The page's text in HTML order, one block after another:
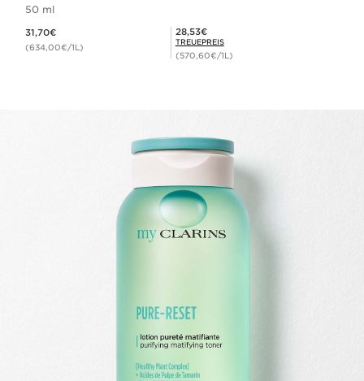
50 ml
31,70€
(634,00€/1L)
Mitgliederpreis 28,53€
28,53€
TREUEPREIS
(570,60€/1L)